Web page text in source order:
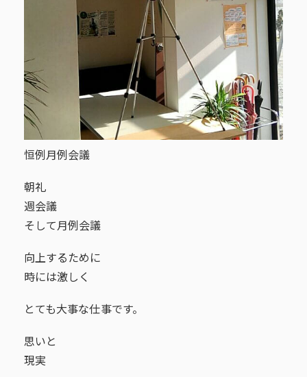
恒例月例会議
朝礼
週会議
そして月例会議
向上するために
時には激しく
とても大事な仕事です。
思いと
現実